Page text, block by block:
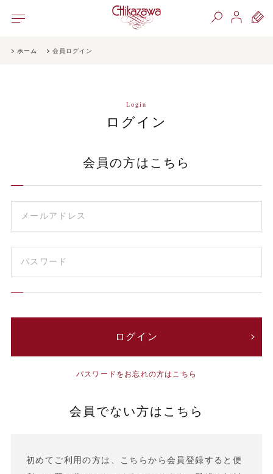
ホーム 会員ログイン
Login
ログイン
会員の方はこちら
パスワードをお忘れの方はこちら
会員でない方はこちら
初めてご利用の方は、こちらから会員登録すると便